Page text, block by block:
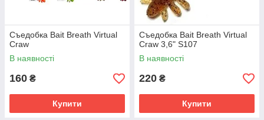
Съедобка Bait Breath Virtual
Craw
В наявності
160 ₴
Купити
Съедобка Bait Breath Virtual
Craw 3,6" S107
В наявності
220 ₴
Купити